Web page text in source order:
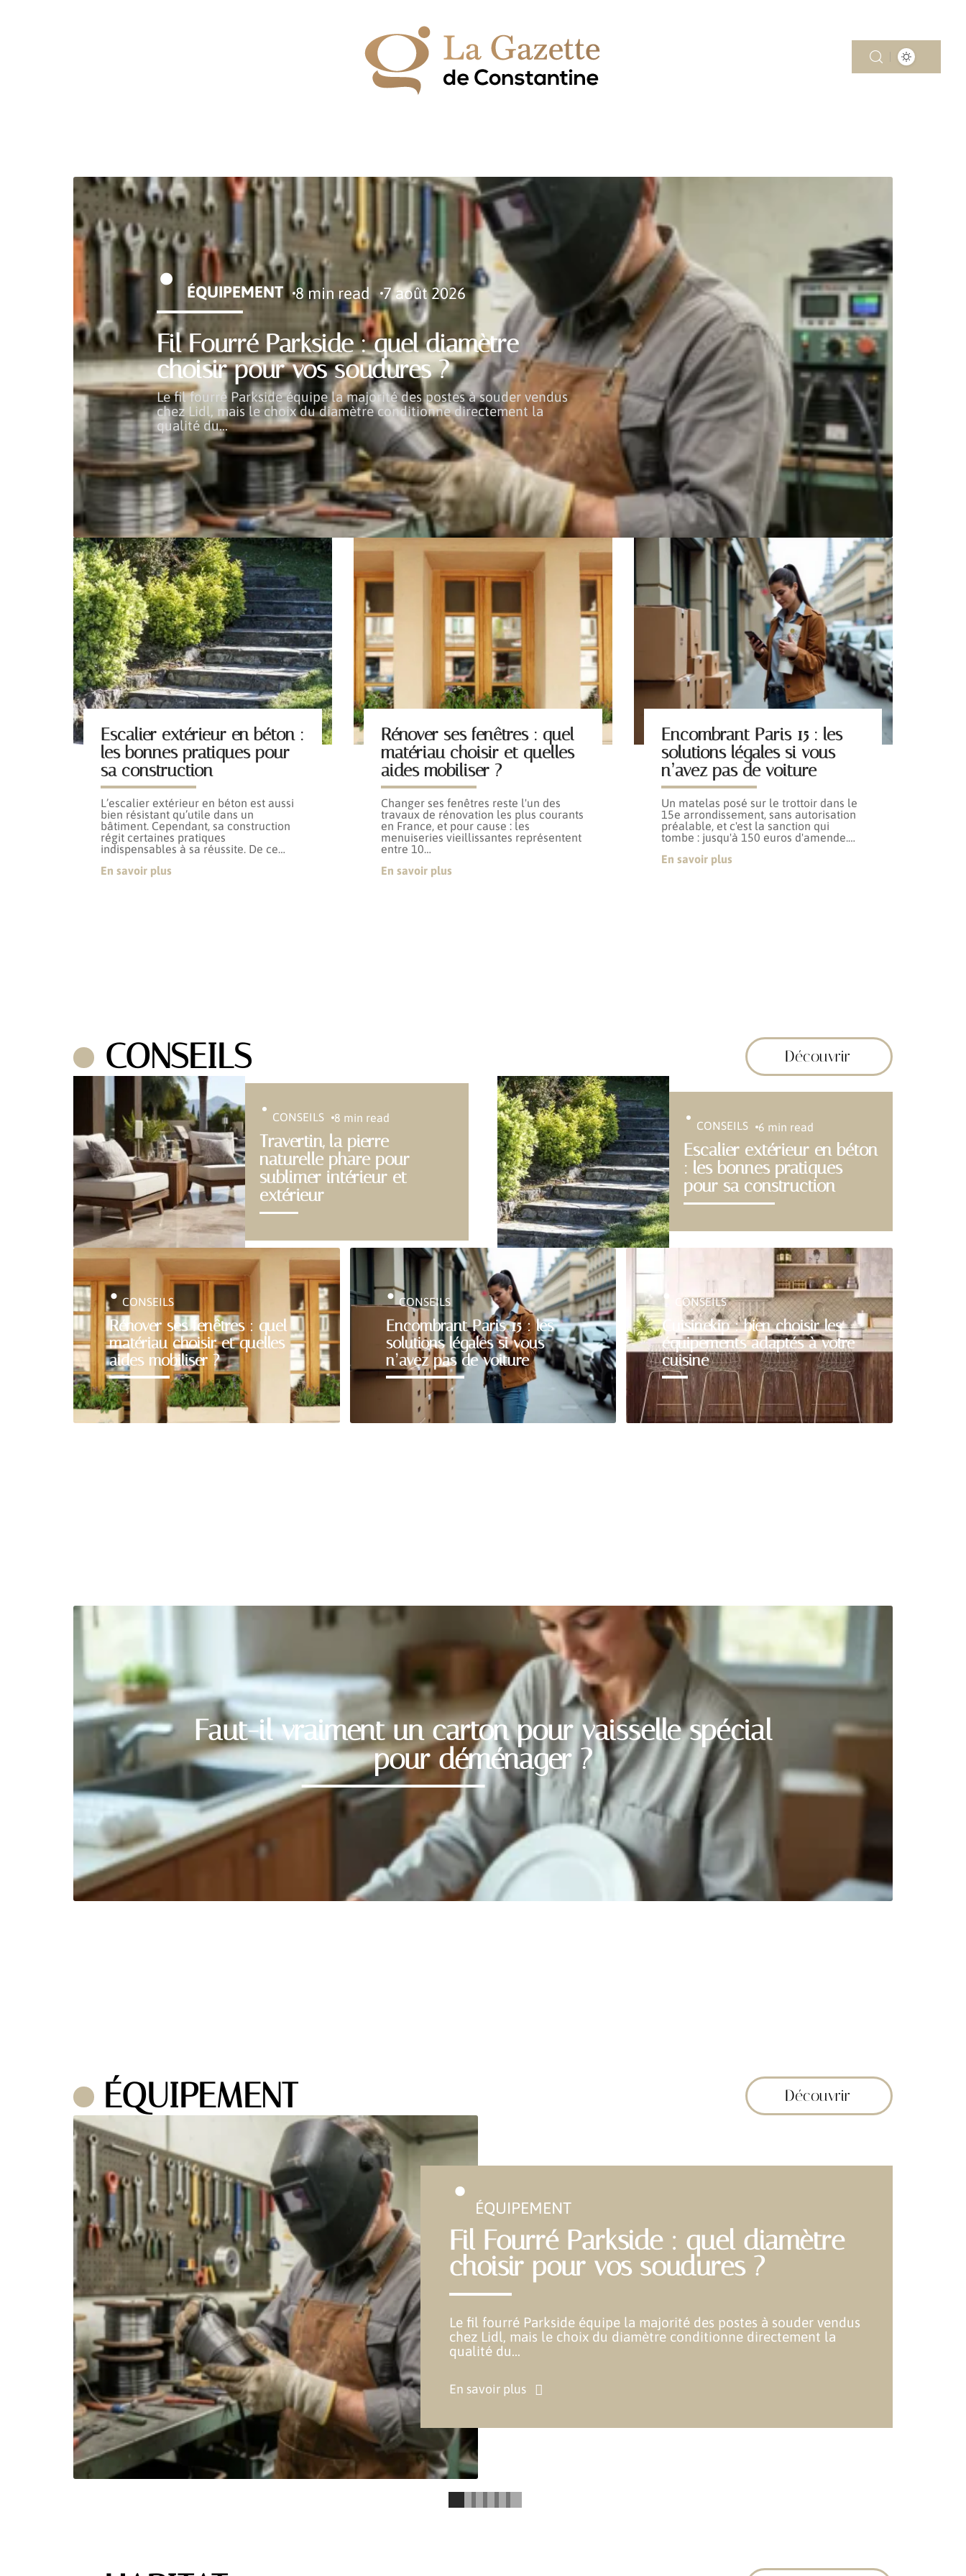
Fil Fourré Parkside : quel diamètre
choisir pour vos soudures ?
Le fil fourré Parkside équipe la majorité des postes à souder vendus
chez Lidl, mais le choix du diamètre conditionne directement la
qualité du…
ÉQUIPEMENT 8 min read 7 août 2026
Escalier extérieur en béton :
les bonnes pratiques pour
sa construction
L’escalier extérieur en béton est aussi
bien résistant qu’utile dans un
bâtiment. Cependant, sa construction
régit certaines pratiques
indispensables à sa réussite. De ce
En savoir plus
Rénover ses fenêtres : quel
matériau choisir et quelles
aides mobiliser ?
Changer ses fenêtres reste l'un des
travaux de rénovation les plus courants
en France, et pour cause : les
menuiseries vieillissantes représentent
entre 10
En savoir plus
Encombrant Paris 15 : les
solutions légales si vous
n’avez pas de voiture
Un matelas posé sur le trottoir dans le
15e arrondissement, sans autorisation
préalable, et c'est la sanction qui
tombe : jusqu'à 150 euros d'amende.
En savoir plus
CONSEILS Découvrir
CONSEILS 8 min read
Travertin, la pierre
naturelle phare pour
sublimer intérieur et
extérieur
CONSEILS 6 min read
Escalier extérieur en béton
: les bonnes pratiques
pour sa construction
Rénover ses fenêtres : quel
matériau choisir et quelles
aides mobiliser ?
CONSEILS
Encombrant Paris 15 : les
solutions légales si vous
n’avez pas de voiture
CONSEILS
Cuisinekip : bien choisir les
équipements adaptés à votre
cuisine
CONSEILS
Faut-il vraiment un carton pour vaisselle spécial
pour déménager ?
ÉQUIPEMENT Découvrir
ÉQUIPEMENT
Fil Fourré Parkside : quel diamètre
choisir pour vos soudures ?
Le fil fourré Parkside équipe la majorité des postes à souder vendus
chez Lidl, mais le choix du diamètre conditionne directement la
qualité du…
En savoir plus